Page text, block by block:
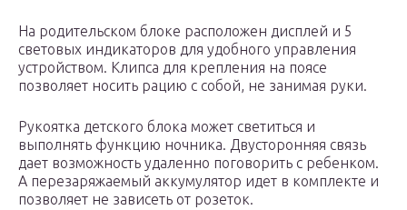
На родительском блоке расположен дисплей и 5
световых индикаторов для удобного управления
устройством. Клипса для крепления на поясе
позволяет носить рацию с собой, не занимая руки.
Рукоятка детского блока может светиться и
выполнять функцию ночника. Двусторонняя связь
дает возможность удаленно поговорить с ребенком.
А перезаряжаемый аккумулятор идет в комплекте и
позволяет не зависеть от розеток.